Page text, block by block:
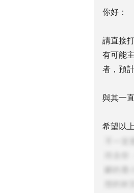
你好：
請直接
有可能
者，預
與其一
希望以